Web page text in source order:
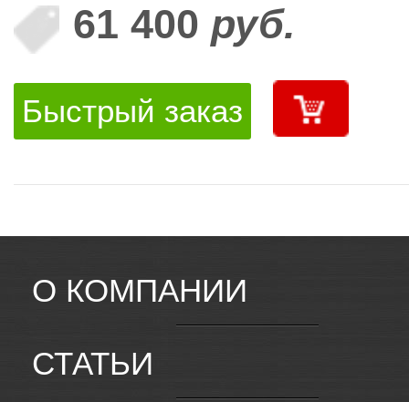
61 400 руб.
Быстрый заказ
О КОМПАНИИ
СТАТЬИ